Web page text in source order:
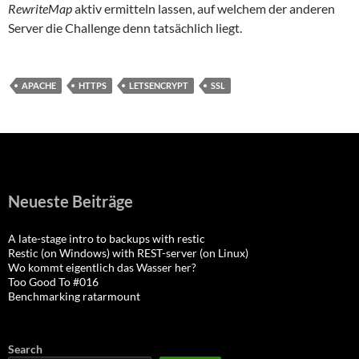
RewriteMapaktiv ermitteln lassen, auf welchem der anderen
Server die Challenge denn tatsächlich liegt.
APACHE HTTPS LETSENCRYPT SSL
Neueste Beiträge
A late-stage intro to backups with restic
Restic (on Windows) with REST-server (on Linux)
Wo kommt eigentlich das Wasser her?
Too Good To #016
Benchmarking ratarmount
Search